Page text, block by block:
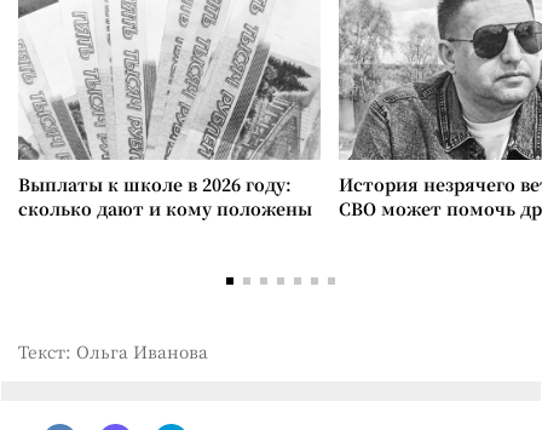
Выплаты к школе в 2026 году:
сколько дают и кому положены
История незрячего
СВО может помочь
Текст: Ольга Иванова